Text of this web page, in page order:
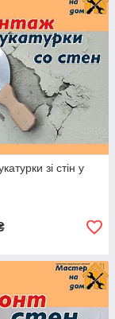
поклейку
шпалер.
Даний вид
шпалер з
Після
зробив монтаж
була виконана
в будівництві
зі стін у